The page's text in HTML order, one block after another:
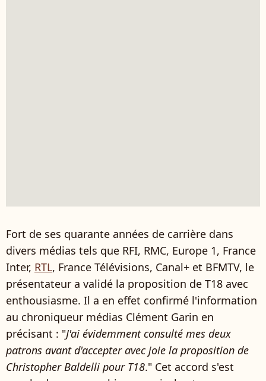
Fort de ses quarante années de carrière dans
divers médias tels que RFI, RMC, Europe 1, France
Inter, RTL, France Télévisions, Canal+ et BFMTV, le
présentateur a validé la proposition de T18 avec
enthousiasme. Il a en effet confirmé l'information
au chroniqueur médias Clément Garin en
précisant : "J'ai évidemment consulté mes deux
patrons avant d'accepter avec joie la proposition de
Christopher Baldelli pour T18." Cet accord s'est